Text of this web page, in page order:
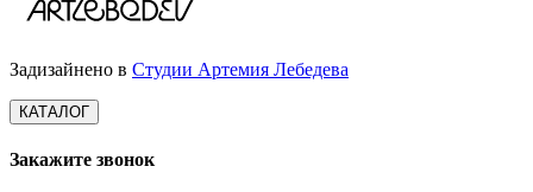
Задизайнено в Студии Артемия Лебедева
КАТАЛОГ
Закажите звонок